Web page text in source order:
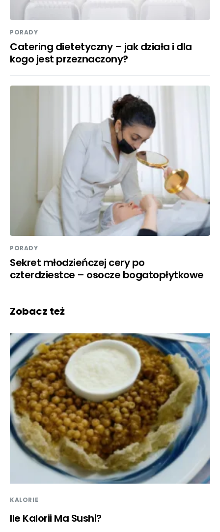
PORADY
Catering dietetyczny – jak działa i dla
kogo jest przeznaczony?
PORADY
Sekret młodzieńczej cery po
czterdziestce – osocze bogatopłytkowe
Zobacz też
KALORIE
Ile Kalorii Ma Sushi?